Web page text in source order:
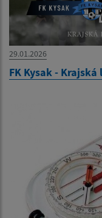
29.01.2026
FK Kysak -